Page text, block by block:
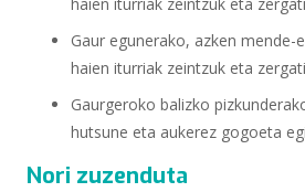
Gaur egunerako, azken mende-
haien iturriak zeintzuk eta
Gaurgeroko balizko
hutsune eta aukerez gogoeta
Nori zuzenduta